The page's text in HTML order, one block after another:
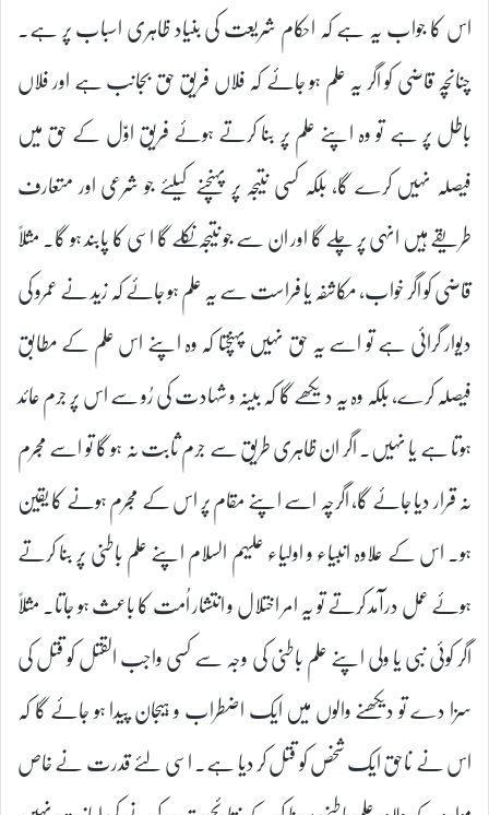
اس کا جواب یہ ہے کہ احکام شریعت کی بنیاد ظاہری اسباب پر ہے۔
چنانچہ قاضی کو اگر یہ علم ہو جائے کہ فلاں فریق حق بجانب ہے اور فلاں
باطل پر ہے تو وہ اپنے علم پر بنا کرتے ہوئے فریق اوّل کے حق میں
فیصلہ نہیں کرے گا، بلکہ کسی نتیجہ پر پہنچنے کیلئے جو شرعی اور متعارف
طریقے ہیں انہی پر چلے گا اور ان سے جو نتیجہ نکلے گا اسی کا پابند ہو گا۔ مثلاً
قاضی کو اگر خواب، مکاشفہ یا فراست سے یہ علم ہو جائے کہ زید نے عمرو کی
دیوار گرائی ہے تو اسے یہ حق نہیں پہنچتا کہ وہ اپنے اس علم کے مطابق
فیصلہ کرے، بلکہ وہ یہ دیکھے گا کہ بینہ و شہادت کی رُو سے اس پر جرم عائد
ہوتا ہے یا نہیں۔ اگر ان ظاہری طریق سے جرم ثابت نہ ہو گا تو اسے مجرم
نہ قرار دیا جائے گا، اگرچہ اسے اپنے مقام پر اس کے مجرم ہونے کا یقین
ہو۔ اس کے علاوہ انبیاء و اولیاء علیہم السلام اپنے علم باطنی پر بنا کرتے
ہوئے عمل درآمد کرتے تو یہ امر اختلال و انتشار اُمت کا باعث ہو جاتا۔ مثلاً
اگر کوئی نبی یا ولی اپنے علم باطنی کی وجہ سے کسی واجب القتل کو قتل کی
سزا دے تو دیکھنے والوں میں ایک اضطراب و ہیجان پیدا ہو جائے گا کہ
اس نے ناحق ایک شخص کو قتل کر دیا ہے۔ اسی لئے قدرت نے خاص